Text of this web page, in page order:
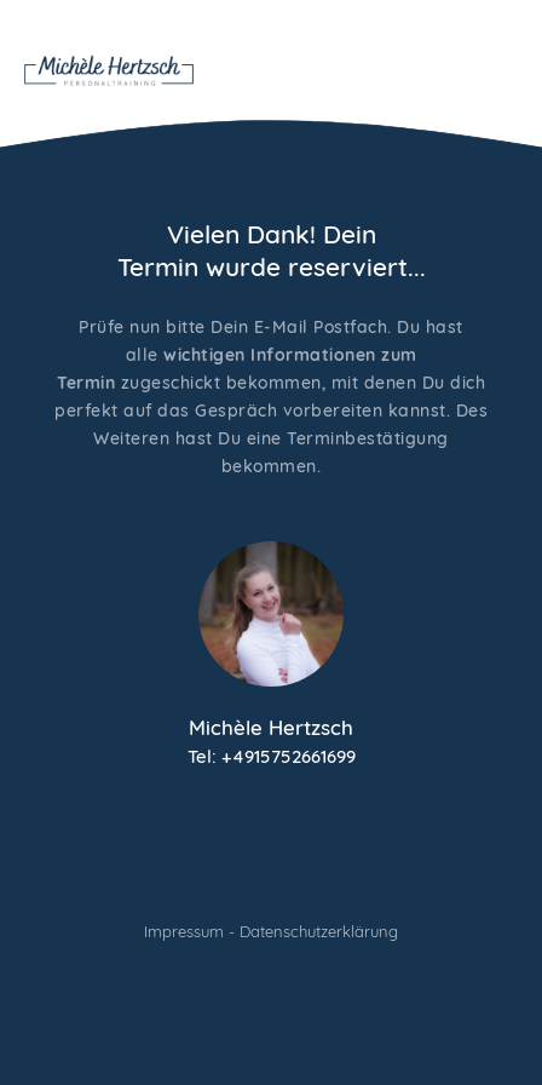
Vielen Dank! Dein
Termin wurde reserviert...
Prüfe nun bitte Dein E-Mail Postfach. Du hast
alle wichtigen Informationen zum
Termin zugeschickt bekommen, mit denen Du dich
perfekt auf das Gespräch vorbereiten kannst. Des
Weiteren hast Du eine Terminbestätigung
bekommen.
Michèle Hertzsch
Tel: +4915752661699
Impressum - Datenschutzerklärung